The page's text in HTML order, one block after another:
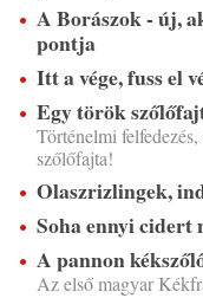
A Borászok - új,
pontja
Itt a vége, fuss el
Egy török
Történelmi
szőlőfajta!
Olaszrizlingek,
Soha ennyi cidert
A pannon
Az első magyar